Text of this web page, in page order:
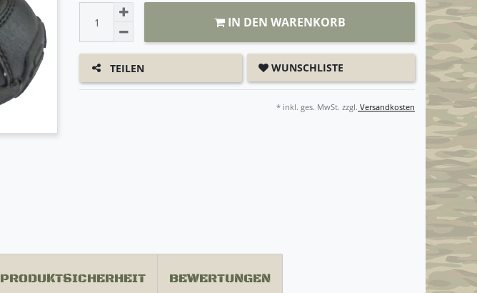
IN DEN WARENKORB
TEILEN WUNSCHLISTE
* inkl. ges. MwSt. zzgl. Versandkosten
PRODUKTSICHERHEIT BEWERTUNGEN